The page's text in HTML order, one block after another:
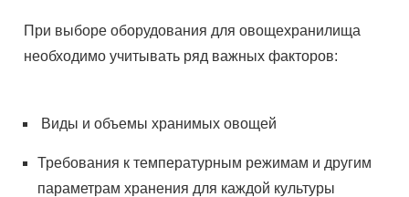
При выборе оборудования для овощехранилища
необходимо учитывать ряд важных факторов:
Виды и объемы хранимых овощей
Требования к температурным режимам и другим
параметрам хранения для каждой культуры